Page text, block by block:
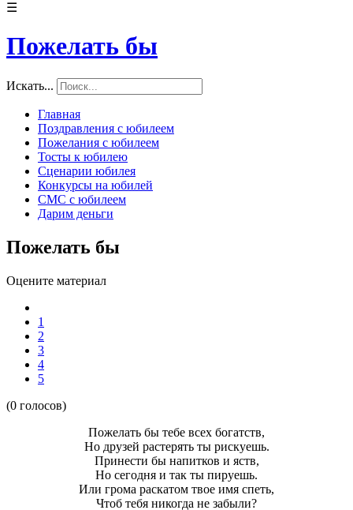
☰
Пожелать бы
Искать...
Главная
Поздравления с юбилеем
Пожелания с юбилеем
Тосты к юбилею
Сценарии юбилея
Конкурсы на юбилей
СМС с юбилеем
Дарим деньги
Пожелать бы
Оцените материал
1
2
3
4
5
(0 голосов)
Пожелать бы тебе всех богатств,
Но друзей растерять ты рискуешь.
Принести бы напитков и яств,
Но сегодня и так ты пируешь.
Или грома раскатом твое имя спеть,
Чтоб тебя никогда не забыли?